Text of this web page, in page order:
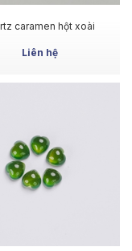
MUA NGAY
caramen hột xoài
Liên hệ